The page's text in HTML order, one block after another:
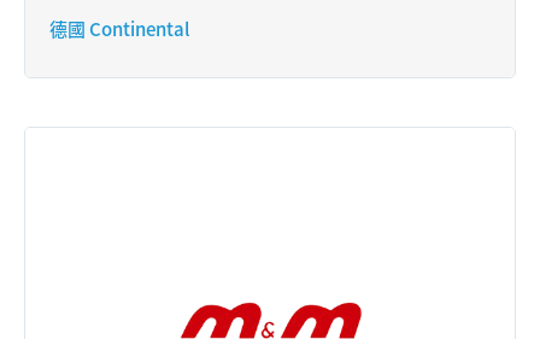
德國 Continental